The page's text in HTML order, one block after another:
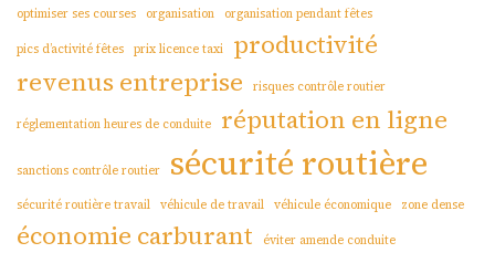
optimiser ses courses organisation organisation pendant fêtes
pics d’activité fêtes prix licence taxi
productivité
revenus entreprise
risques contrôle routier
réglementation heures de conduite réputation en ligne
sanctions contrôle routier sécurité routière
sécurité routière travail véhicule de travail véhicule économique zone dense
économie carburant éviter amende conduite